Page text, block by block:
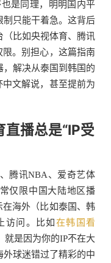
是同理，明明国内平
制只能干着急。这背后
比如央视体育、腾讯
。别担心，这篇指南
解决从泰国到韩国的
文解说，甚至提前为
播总是“IP受
腾讯NBA、爱奇艺体
仅限中国大陆地区播
海外（比如泰国、韩
访问。比如 在韩国看
就是因为你的IP不在大
球迷错过了精彩的中